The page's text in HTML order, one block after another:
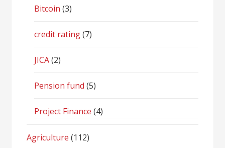
Bitcoin (3)
credit rating(7)
JICA(2)
Pension fund (5)
Project Finance (4)
Agriculture (112)